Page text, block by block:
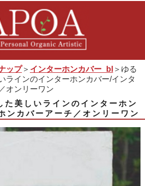
ップ＞ インターホンカバー_bl ＞ゆる
ラインのインターホンカバー/インタ
オンリーワン
た美しいラインのインターホン
ンカバーアーチ／オンリーワン